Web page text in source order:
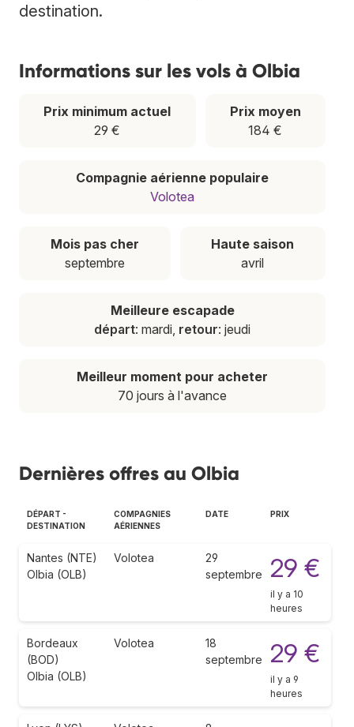
destination.
Informations sur les vols à Olbia
Prix minimum actuel
29 €
Prix moyen
184 €
Compagnie aérienne populaire
Volotea
Mois pas cher
septembre
Haute saison
avril
Meilleure escapade
départ: mardi, retour: jeudi
Meilleur moment pour acheter
70 jours à l'avance
Dernières offres au Olbia
DÉPART -
DESTINATION
COMPAGNIES
AÉRIENNES
DATE PRIX
Nantes (NTE)
Olbia (OLB)
Volotea
29
septembre
29 €
il y a 10
heures
Bordeaux
(BOD)
Olbia (OLB)
Volotea
18
septembre
29 €
il y a 9
heures